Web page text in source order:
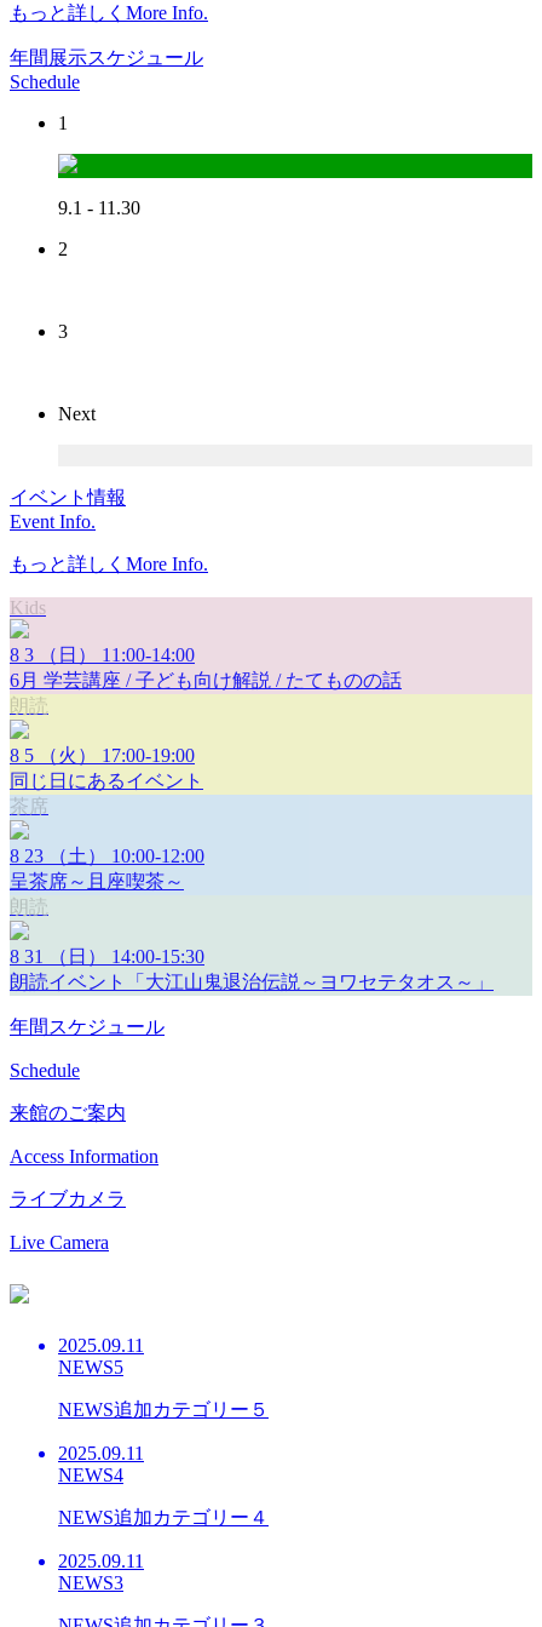
もっと詳しく More Info.
年間展示スケジュール
Schedule
1
9.1 - 11.30
2
3
Next
イベント情報
Event Info.
もっと詳しく More Info.
Kids
8 3 （日）
11:00-14:00
6月 学芸講座 / 子ども向け解説 / たてものの話
朗読
8 5 （火）
17:00-19:00
同じ日にあるイベント
茶席
8 23 （土）
10:00-12:00
呈茶席～且座喫茶～
朗読
8 31 （日）
14:00-15:30
朗読イベント「大江山鬼退治伝説～ヨワセテタオス～」
年間スケジュール
Schedule
来館のご案内
Access Information
ライブカメラ
Live Camera
2025.09.11
NEWS5
NEWS追加カテゴリー５
2025.09.11
NEWS4
NEWS追加カテゴリー４
2025.09.11
NEWS3